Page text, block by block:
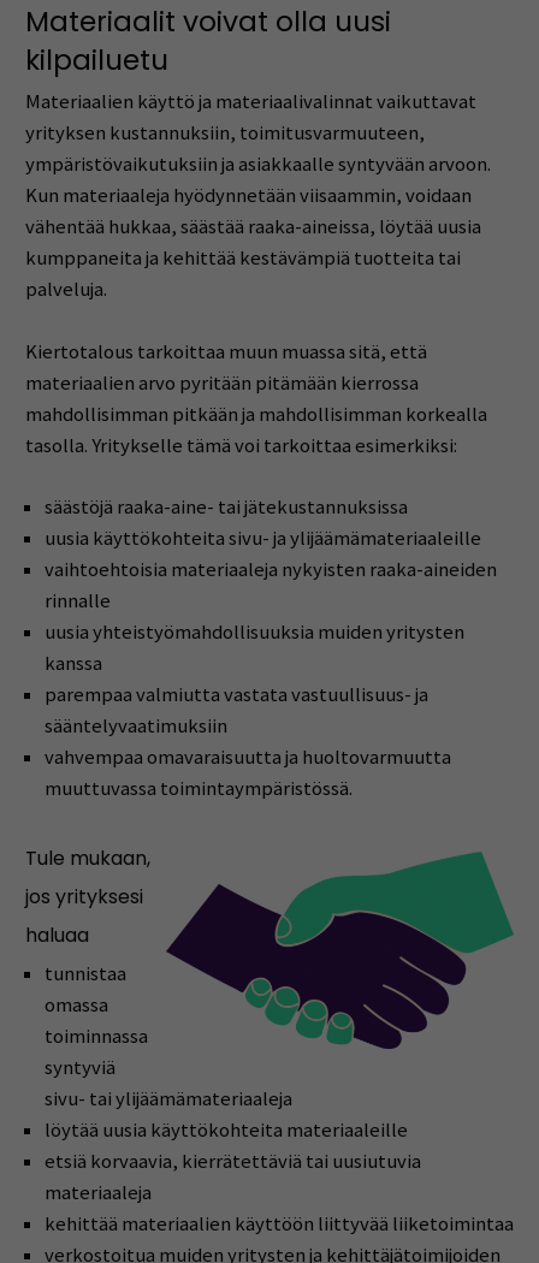
Materiaalit voivat olla uusi
kilpailuetu
Materiaalien käyttö ja materiaalivalinnat vaikuttavat
yrityksen kustannuksiin, toimitusvarmuuteen,
ympäristövaikutuksiin ja asiakkaalle syntyvään arvoon.
Kun materiaaleja hyödynnetään viisaammin, voidaan
vähentää hukkaa, säästää raaka-aineissa, löytää uusia
kumppaneita ja kehittää kestävämpiä tuotteita tai
palveluja.
Kiertotalous tarkoittaa muun muassa sitä, että
materiaalien arvo pyritään pitämään kierrossa
mahdollisimman pitkään ja mahdollisimman korkealla
tasolla. Yritykselle tämä voi tarkoittaa esimerkiksi:
säästöjä raaka-aine- tai jätekustannuksissa
uusia käyttökohteita sivu- ja ylijäämämateriaaleille
vaihtoehtoisia materiaaleja nykyisten raaka-aineiden
rinnalle
uusia yhteistyömahdollisuuksia muiden yritysten
kanssa
parempaa valmiutta vastata vastuullisuus- ja
sääntelyvaatimuksiin
vahvempaa omavaraisuutta ja huoltovarmuutta
muuttuvassa toimintaympäristössä.
Tule mukaan,
jos yrityksesi
haluaa
tunnistaa
omassa
toiminnassa
syntyviä
sivu- tai ylijäämämateriaaleja
löytää uusia käyttökohteita materiaaleille
etsiä korvaavia, kierrätettäviä tai uusiutuvia
materiaaleja
kehittää materiaalien käyttöön liittyvää liiketoimintaa
verkostoitua muiden yritysten ja kehittäjätoimijoiden